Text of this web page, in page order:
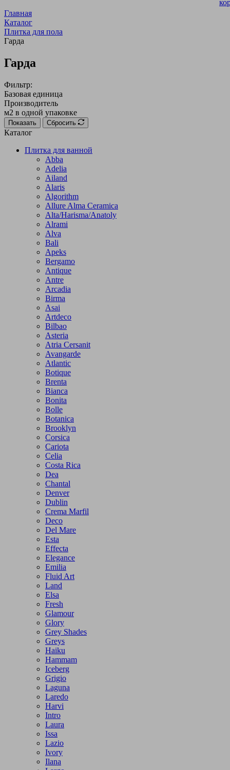
Главная
Каталог
Плитка для пола
Гарда
Гарда
Фильтр:
Базовая единица
Производитель
м2 в одной упаковке
Показать Сбросить
Каталог
Плитка для ванной
Abba
Adelia
Ailand
Alaris
Algorithm
Allure Alma Ceramica
Alta/Harisma/Anatoly
Alrami
Alva
Bali
Apeks
Bergamo
Antique
Antre
Arcadia
Birma
Asai
Artdeco
Bilbao
Asteria
Atria Cersanit
Avangarde
Atlantic
Botique
Brenta
Bianca
Bonita
Bolle
Botanica
Brooklyn
Corsica
Cariota
Celia
Costa Rica
Dea
Chantal
Denver
Dublin
Crema Marfil
Deco
Del Mare
Esta
Effecta
Elegance
Emilia
Fluid Art
Land
Elsa
Fresh
Glamour
Glory
Grey Shades
Greys
Haiku
Hammam
Iceberg
Grigio
Laguna
Laredo
Harvi
Intro
Laura
Issa
Lazio
Ivory
Ilana